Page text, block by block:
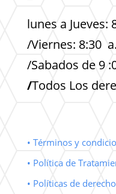
lunes a Jueves:
/Viernes: 8:30
/Sabados de 9
/Todos Los
• Términos y
• Política de
• Políticas de